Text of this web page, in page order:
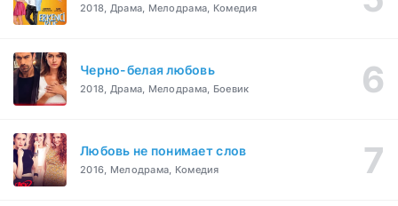
2018, Драма, Мелодрама, Комедия
Черно-белая любовь
2018, Драма, Мелодрама, Боевик
Любовь не понимает слов
2016, Мелодрама, Комедия